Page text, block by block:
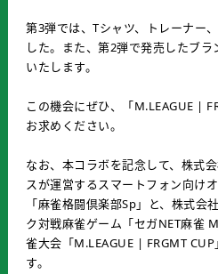
第3弾では、Tシャツ、トレーナー
した。また、第2弾で発売したブ
いたします。
この機会にぜひ、「M.LEAGUE |
お求めください。
なお、本コラボを記念して、株式
スが運営するスマートフォン向け
「麻雀格闘倶楽部Sp」と、株式会
ク対戦麻雀ゲーム「セガNET麻雀
雀大会「M.LEAGUE | FRGMT
す。